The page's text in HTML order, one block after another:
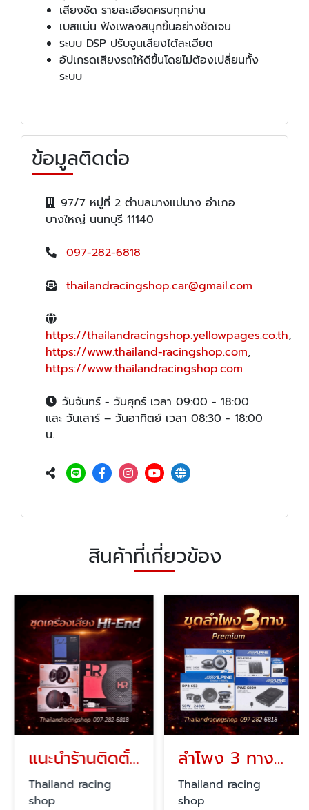
เสียงชัด รายละเอียดครบทุกย่าน
เบสแน่น ฟังเพลงสนุกขึ้นอย่างชัดเจน
ระบบ DSP ปรับจูนเสียงได้ละเอียด
อัปเกรดเสียงรถให้ดีขึ้นโดยไม่ต้องเปลี่ยนทั้ง
ระบบ
ข้อมูลติดต่อ
97/7 หมู่ที่ 2 ตำบลบางแม่นาง อำเภอ
บางใหญ่ นนทบุรี 11140
097-282-6818
thailandracingshop.car@gmail.com
https://thailandracingshop.yellowpages.co.th,
https://www.thailand-racingshop.com,
https://www.thailandracingshop.com
วันจันทร์ - วันศุกร์ เวลา 09:00 - 18:00
และ วันเสาร์ – วันอาทิตย์ เวลา 08:30 - 18:00
น.
สินค้าที่เกี่ยวข้อง
แนะนำร้านติดตั้งเครื่องเสียงรถยนต์คุณภาพดี
Thailand racing
shop
ลําโพง 3 ทางรถยนต์ พร้อมติดตั้ง
Thailand racing
shop